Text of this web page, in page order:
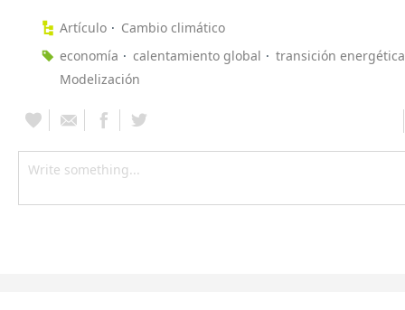
Artículo
Cambio climático
economía
calentamiento global
transición energética
Modelización